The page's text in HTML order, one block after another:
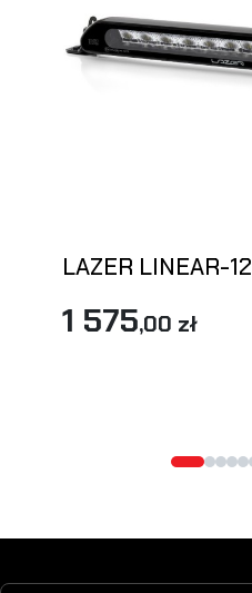
LAZER LINEAR-12
1 575,00 zł